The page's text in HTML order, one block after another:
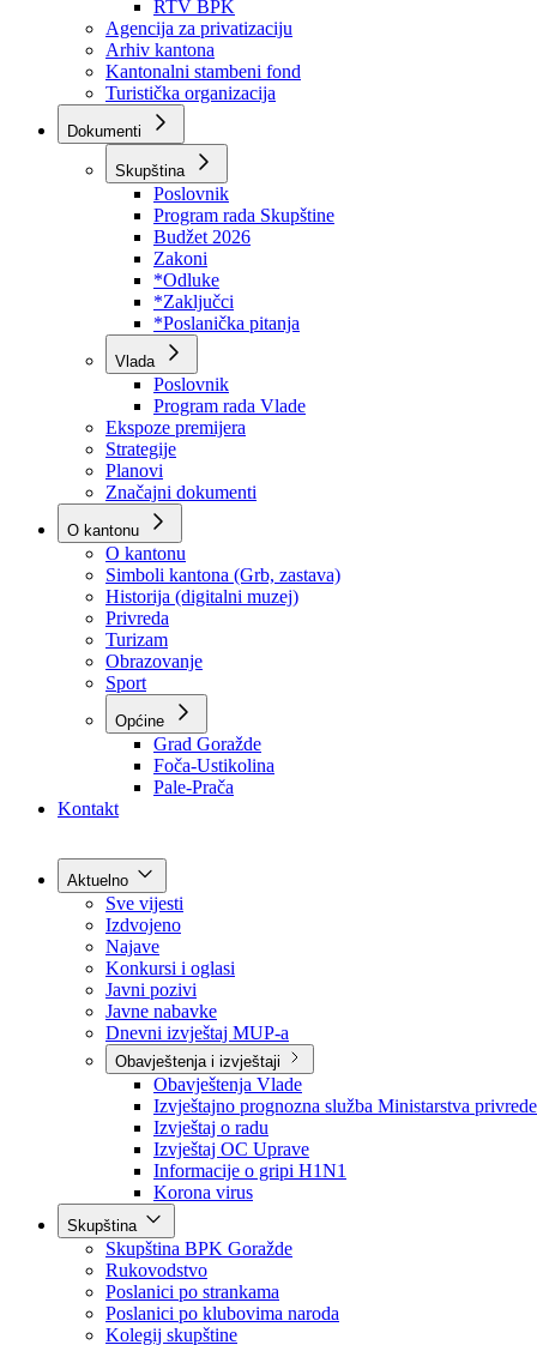
Javna preduzeća
BPK šume
RTV BPK
Agencija za privatizaciju
Arhiv kantona
Kantonalni stambeni fond
Turistička organizacija
Dokumenti
Skupština
Poslovnik
Program rada Skupštine
Budžet 2026
Zakoni
*Odluke
*Zaključci
*Poslanička pitanja
Vlada
Poslovnik
Program rada Vlade
Ekspoze premijera
Strategije
Planovi
Značajni dokumenti
O kantonu
O kantonu
Simboli kantona (Grb, zastava)
Historija (digitalni muzej)
Privreda
Turizam
Obrazovanje
Sport
Općine
Kontakt
Aktuelno
Sve vijesti
Izdvojeno
Najave
Konkursi i oglasi
Javni pozivi
Javne nabavke
Dnevni izvještaj MUP-a
Obavještenja i izvještaji
Obavještenja Vlade
Izvještajno prognozna služba Ministarstva privrede
Izvještaj o radu
Izvještaj OC Uprave
Informacije o gripi H1N1
Korona virus
Skupština
Skupština BPK Goražde
Rukovodstvo